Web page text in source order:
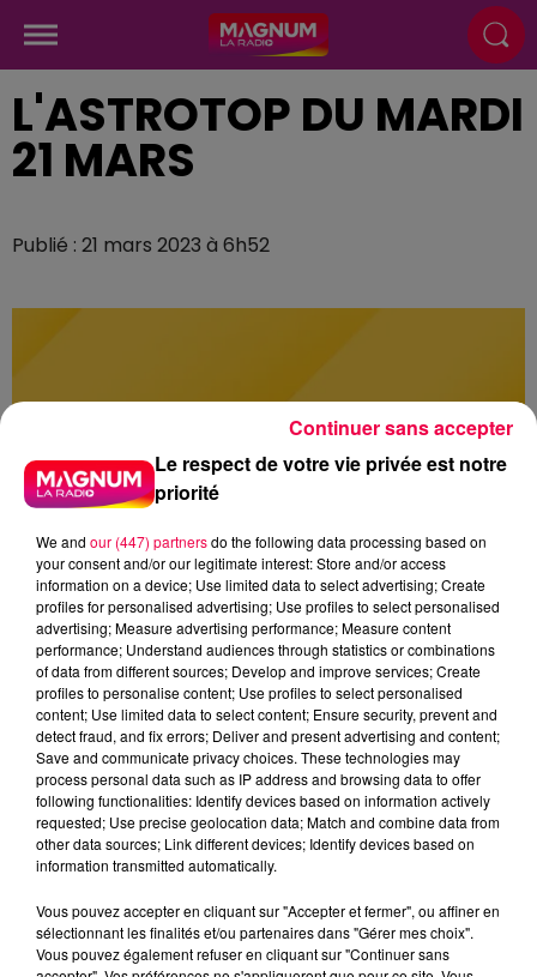
L'ASTROTOP DU MARDI
21 MARS
Publié : 21 mars 2023 à 6h52
podcasts/2023/03/210323-ASTRO.mp3
Le respect de votre vie privée est notre
priorité
We and our (447) partnersdo the following data processing based on
your consent and/or our legitimate interest: Store and/or access
information on a device; Use limited data to select advertising; Create
profiles for personalised advertising; Use profiles to select personalised
advertising; Measure advertising performance; Measure content
performance; Understand audiences through statistics or combinations
of data from different sources; Develop and improve services; Create
profiles to personalise content; Use profiles to select personalised
content; Use limited data to select content; Ensure security, prevent and
detect fraud, and fix errors; Deliver and present advertising and content;
Save and communicate privacy choices. These technologies may
process personal data such as IP address and browsing data to offer
following functionalities: Identify devices based on information actively
requested; Use precise geolocation data; Match and combine data from
other data sources; Link different devices; Identify devices based on
information transmitted automatically.
Vous pouvez accepter en cliquant sur "Accepter et fermer", ou affiner en
sélectionnant les finalités et/ou partenaires dans "Gérer mes choix".
Vous pouvez également refuser en cliquant sur "Continuer sans
Continuer sans accepter